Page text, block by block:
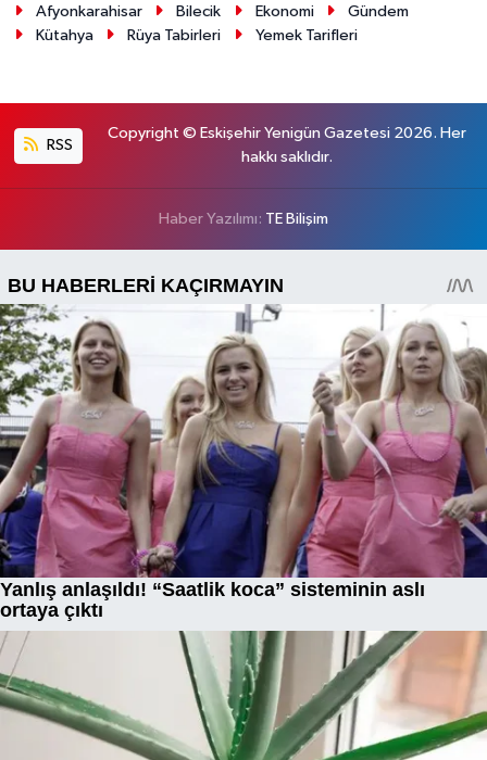
Afyonkarahisar
Bilecik Ekonomi
Gündem
Kütahya
Rüya Tabirleri Yemek Tarifleri
RSS
Copyright © Eskişehir Yenigün Gazetesi 2026. Her
hakkı saklıdır.
Haber Yazılımı: TE Bilişim